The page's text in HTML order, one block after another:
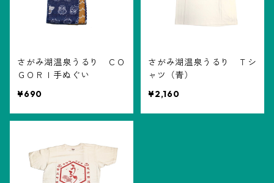
さがみ湖温泉うるり ＣＯ
ＧＯＲＩ手ぬぐい
¥690
さがみ湖温泉うるり Ｔシ
ャツ（青）
¥2,160